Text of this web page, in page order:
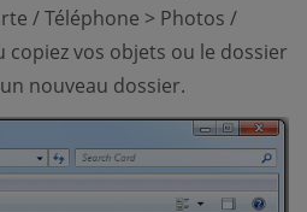
/ Téléphone > Photos /
copiez vos objets ou le dossier
nouveau dossier.